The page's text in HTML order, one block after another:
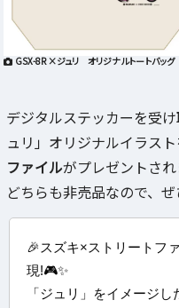
GSX-8R ×ジュリ オリジナルトートバッグ
デジタルステッカーを受
ュリ」オリジナルイラス
ファイルがプレゼントされ
どちらも非売品なので、
🎉スズキ×ストリートフ
現!🎮✨
「ジュリ」をイメージ